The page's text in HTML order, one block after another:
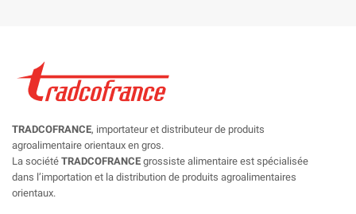
TRADCOFRANCE, importateur et distributeur de produits
agroalimentaire orientaux en gros.
La société TRADCOFRANCE grossiste alimentaire est spécialisée
dans l’importation et la distribution de produits agroalimentaires
orientaux.